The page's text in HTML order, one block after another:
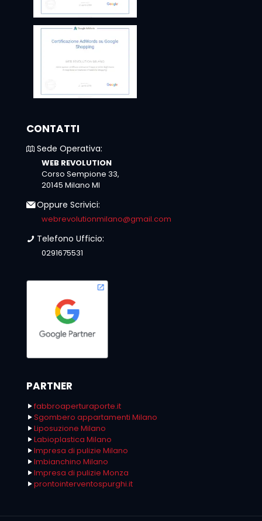
CONTATTI
Sede Operativa:
WEB REVOLUTION
Corso Sempione 33,
20145 Milano MI
Oppure Scrivici:
webrevolutionmilano@gmail.com
Telefono Ufficio:
0291675531
PARTNER
fabbroaperturaporte.it
Sgombero appartamenti Milano
Liposuzione Milano
Labioplastica Milano
Impresa di pulizie Milano
Imbianchino Milano
Impresa di pulizie Monza
prontointerventospurghi.it